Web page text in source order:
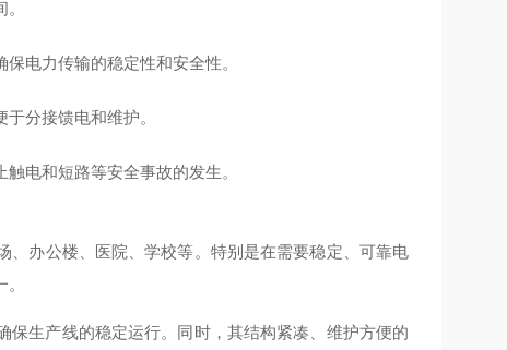
电力传输的稳定性和安全性。
分接馈电和维护。
电和短路等安全事故的发生。
、办公楼、医院、学校等。特别是在需要稳定、可靠电
保生产线的稳定运行。同时，其结构紧凑、维护方便的